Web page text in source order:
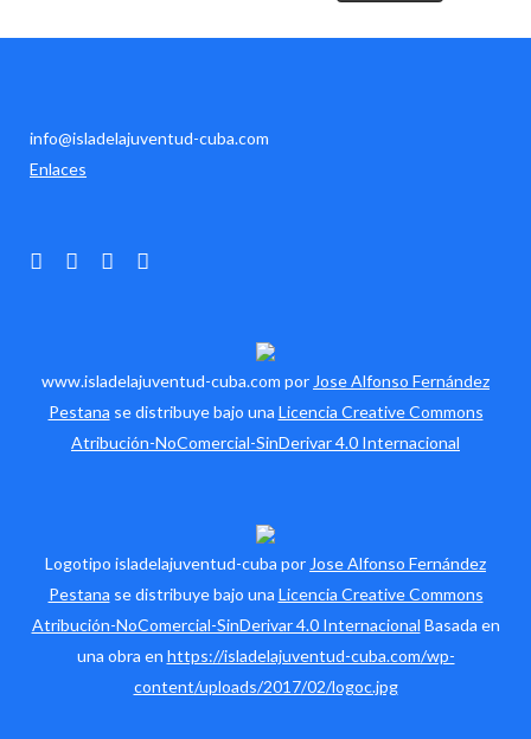
info@isladelajuventud-cuba.com
Enlaces
www.isladelajuventud-cuba.com por Jose Alfonso Fernández
Pestana se distribuye bajo una Licencia Creative Commons
Atribución-NoComercial-SinDerivar 4.0 Internacional
Logotipo isladelajuventud-cuba por Jose Alfonso Fernández
Pestana se distribuye bajo una Licencia Creative Commons
Atribución-NoComercial-SinDerivar 4.0 Internacional Basada en
una obra en https://isladelajuventud-cuba.com/wp-
content/uploads/2017/02/logoc.jpg